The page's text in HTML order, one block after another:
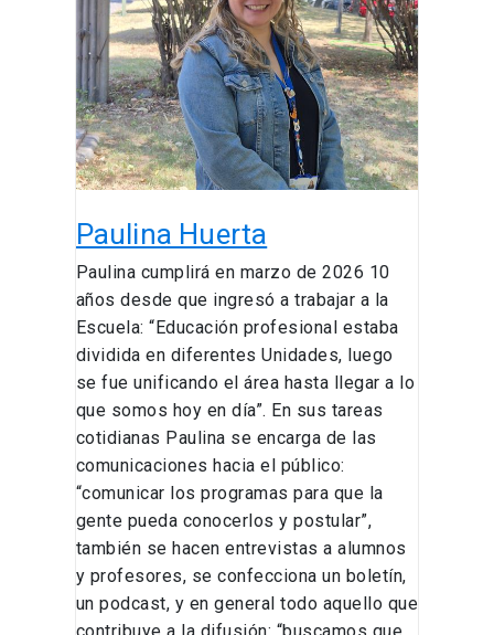
Paulina Huerta
Paulina cumplirá en marzo de 2026 10
años desde que ingresó a trabajar a la
Escuela: “Educación profesional estaba
dividida en diferentes Unidades, luego
se fue unificando el área hasta llegar a lo
que somos hoy en día”. En sus tareas
cotidianas Paulina se encarga de las
comunicaciones hacia el público:
“comunicar los programas para que la
gente pueda conocerlos y postular”,
también se hacen entrevistas a alumnos
y profesores, se confecciona un boletín,
un podcast, y en general todo aquello que